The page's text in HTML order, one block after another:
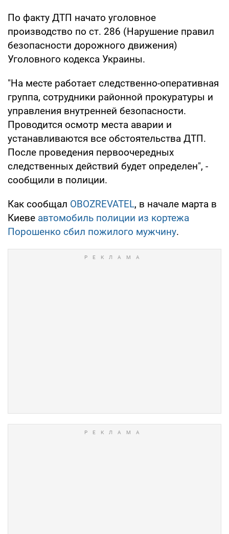
По факту ДТП начато уголовное
производство по ст. 286 (Нарушение правил
безопасности дорожного движения)
Уголовного кодекса Украины.
"На месте работает следственно-оперативная
группа, сотрудники районной прокуратуры и
управления внутренней безопасности.
Проводится осмотр места аварии и
устанавливаются все обстоятельства ДТП.
После проведения первоочередных
следственных действий будет определен", -
сообщили в полиции.
Как сообщал OBOZREVATEL, в начале марта в
Киеве автомобиль полиции из кортежа
Порошенко сбил пожилого мужчину.